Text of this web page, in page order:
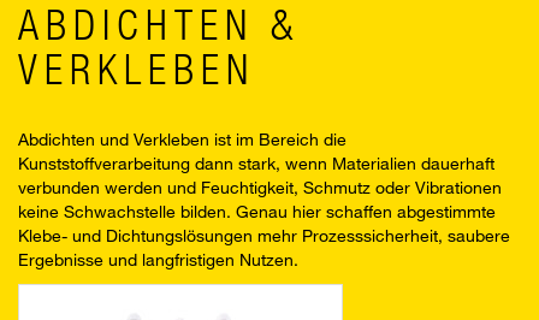
ABDICHTEN &
VERKLEBEN
Abdichten und Verkleben ist im Bereich die
Kunststoffverarbeitung dann stark, wenn Materialien dauerhaft
verbunden werden und Feuchtigkeit, Schmutz oder Vibrationen
keine Schwachstelle bilden. Genau hier schaffen abgestimmte
Klebe- und Dichtungslösungen mehr Prozesssicherheit, saubere
Ergebnisse und langfristigen Nutzen.